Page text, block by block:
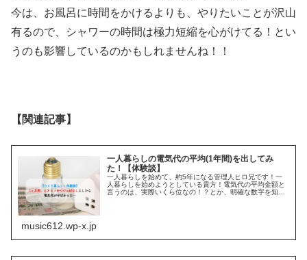
今は、お風呂に時間をかけるよりも、やりたいことが沢山
有るので、シャワーの時間は極力短縮を心がけてる！とい
うのも影響しているのかもしれませんね！！
【関連記事】
一人暮らしの電気代の平均(1年間)を出してみ
た！【体験談】
一人暮らしを始めて、約5年になる管理人ヒロ兄です！一
人暮らしを始めようとしている貴方！電気代の平均金額と
言うのは、実際いくら位なの！？とか、明確な数字を知り
music612.wp-x.jp